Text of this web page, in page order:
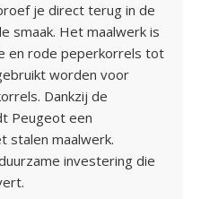
je direct terug in de
smaak. Het maalwerk is
en rode peperkorrels tot
worden voor
Dankzij de
Peugeot een
stalen maalwerk.
investering die